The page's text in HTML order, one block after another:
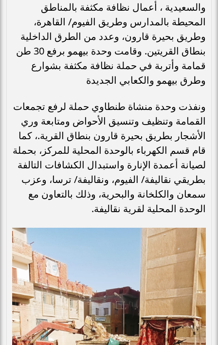
والسعيدية ، أعمال نظافة مكثفة بالمناطق
المحيطة بالمدارس وطريق الفيوم/ القاهرة،
وطريق بحيرة قارون، وعدد من الطرق الداخلية
بنطاق القريتين. وقامت وحدة بيهمو برفع 30 طن
قمامة وأتربة في حملة نظافة مكثفة بشوارع
وطرق بيهمو والكعابي الجديدة
ونفذت وحدة منشاة طنطاوي حملة لرفع تجمعات
القمامة وتنظيف وتنسيق الأحواض ومتابعة وري
الأشجار بطريق بحيرة قارون بنطاق القرية.، كما
قام قسم الكهرباء بالوحدة المحلية للمركز، بحملة
لصيانة أعمدة الإنارة واستبدال الكشافات التالفة
بطريقي نقاليفة/ الفيوم، ونقاليفة/ ترسا، وعزب
سمعان والكلخانة والبحرية، وذلك بالتعاون مع
الوحدة المحلية لقرية نقاليفة.